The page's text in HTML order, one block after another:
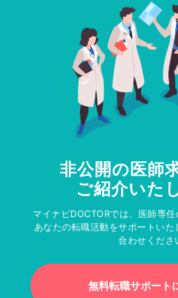
非公開の医師
ご紹介いた
マイナビDOCTORでは、医師専
あなたの転職活動をサポートい
合わせくださ
無料転職サポート